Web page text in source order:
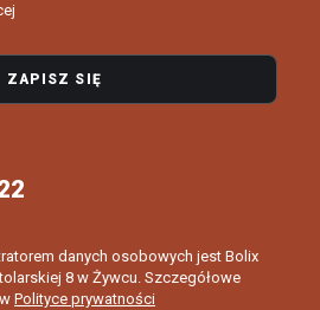
danych osobowych jest Bolix
8 w Żywcu. Szczegółowe
Polityce prywatności